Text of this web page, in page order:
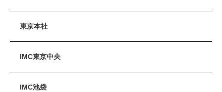
東京本社
IMC東京中央
IMC池袋